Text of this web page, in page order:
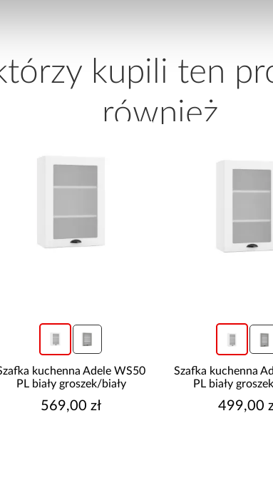
kupili ten
również
kuchenna Adele WS50
PL biały groszek/biały
569,00 zł
Szafka kuchenna
PL biały
499,00